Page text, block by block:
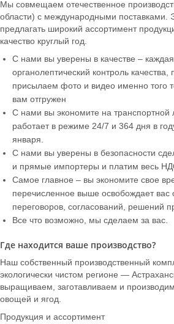
Мы совмещаем отечественное
области) с международными поставками.
предлагать широкий ассортимент
качество круглый год.
С нами вы уверены в качестве –
органолептический контроль
присылаем фото и видео именно того
вам отгружен
С нами вы экономите на транспортной
работает в режиме 24/7 и 364 дня в
января.
С нами вы уверены в безопасности
и прямые импортеры и платим весь
Самое главное – вы экономите свое
перечисленное выше освобождает вас
переговоров, согласований, решений
Все что возможно, мы сделаем за вас.
Где находится ваше производство?
Наш собственный производственный
экологически чистом регионе —
выращиваем, заготавливаем и
овощей и ягод.
Продукция и ассортимент